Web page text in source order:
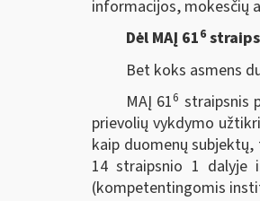
informacijos, mokesčių
Dėl MAĮ 616
Bet koks asmens
MAĮ 616 straipsnis
prievolių vykdymo
kaip duomenų
14 straipsnio 1 dalyje
(kompetentingomis